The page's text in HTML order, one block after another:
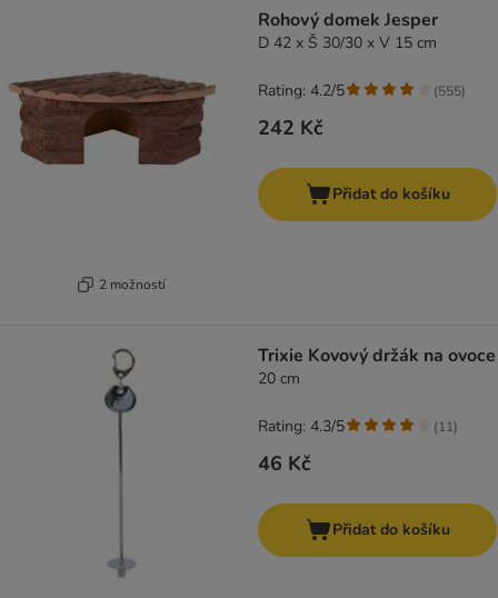
2 možností
Rohový domek Jesper
D 42 x Š 30/30 x V 15 cm
242 Kč
Rating: 4.2/5 (555)
Přidat do košíku
Trixie Kovový držák na ovoce
20 cm
46 Kč
Rating: 4.3/5 (11)
Přidat do košíku